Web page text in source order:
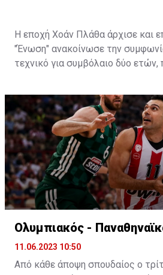
Η εποχή Χοάν Πλάθα άρχισε και
"Ένωση" ανακοίνωσε την
τεχνικό για συμβόλαιο δύο
τα είχαν βρει.
Ο Πλάθα αποτελεί ένα από τα
τεχνικών που θα καθίσει στον
Έχει ένα βαρύ βιογραφικό με
στους πάγκους της Ρεάλ και της
ισπανική φιλοσοφία την οποία
εφαρμόσει στους
Ολυμπιακός -
11.06.2023 10:50
Από κάθε άποψη σπουδαίος ο